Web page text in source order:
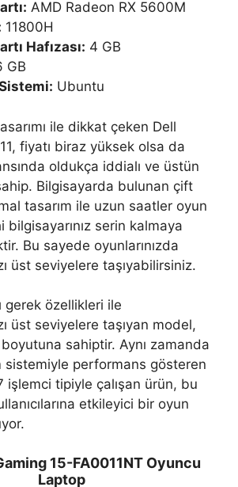
AMD Radeon RX 5600M
11800H
Hafızası: 4 GB
GB
Ubuntu
ile dikkat çeken Dell
fiyatı biraz yüksek olsa da
oldukça iddialı ve üstün
Bilgisayarda bulunan çift
tasarım ile uzun saatler oyun
bilgisayarınız serin kalmaya
Bu sayede oyunlarınızda
üst seviyelere taşıyabilirsiniz.
gerek özellikleri ile
üst seviyelere taşıyan model,
sahiptir. Aynı zamanda
sistemiyle performans gösteren
işlemci tipiyle çalışan ürün, bu
etkileyici bir oyun
15-FA0011NT Oyuncu
Laptop